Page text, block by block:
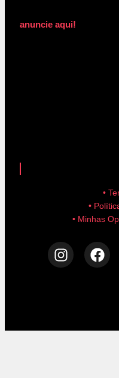
anuncie aqui!
•
•
• Minhas